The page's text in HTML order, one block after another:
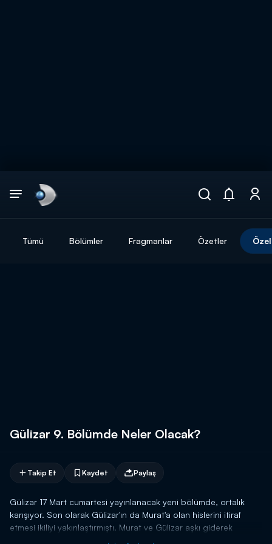
Tümü Bölümler Fragmanlar Özetler
Gülizar 9. Bölümde Neler Olacak?
Takip Et Kaydet Paylaş
Gülizar 17 Mart cumartesi yayınlanacak yeni bölümde, ortalık
karışıyor. Son olarak Gülizar'ın da Murat'a olan hislerini itiraf
etmesi ikiliyi yakınlaştırmıştı. Murat ve Gülizar aşkı giderek